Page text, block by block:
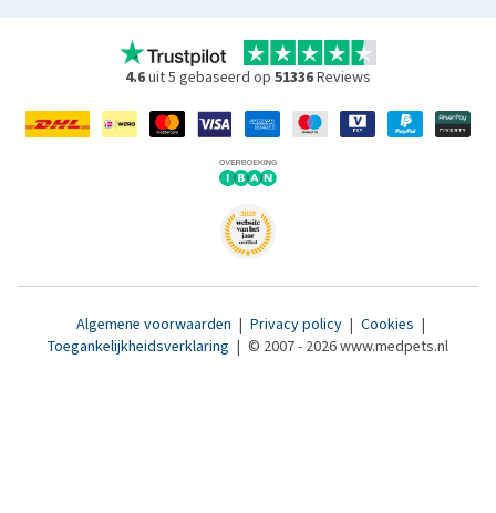
4.6uit 5 gebaseerd op 51336Reviews
Algemene voorwaarden | Privacy policy | Cookies |
Toegankelijkheidsverklaring | © 2007 - 2026 www.medpets.nl